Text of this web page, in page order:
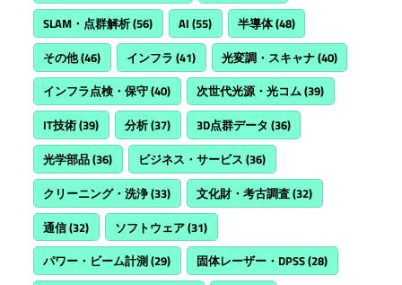
SLAM・点群解析(56) AI (55) 半導体(48)
その他(46) インフラ (41) 光変調・スキャナ(40)
インフラ点検・保守(40) 次世代光源・光コム(39)
IT技術(39) 分析(37) 3D点群データ (36)
光学部品(36) ビジネス・サービス (36)
クリーニング・洗浄(33) 文化財・考古調査(32)
通信(32) ソフトウェア(31)
パワー・ビーム計測(29) 固体レーザー・DPSS(28)